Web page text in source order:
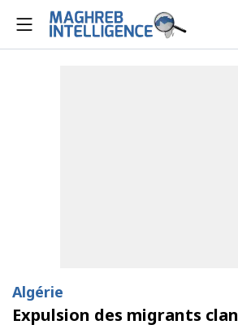
Algérie
Expulsion des migrants